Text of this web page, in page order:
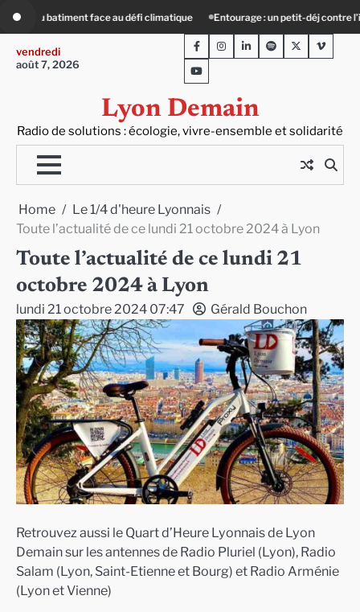
content
: un petit-déj contre l’isolement Le Crépin de Lyon (Maison
vendredi
août 7, 2026
Lyon Demain
Radio de solutions : écologie, vivre-ensemble et solidarité
FacebookInstagram
LinkedInSpotifyTwitterViméo
Youtube
Home
Le 1/4 d'heure Lyonnais
Toute l’actualité de ce lundi 21 octobre 2024 à Lyon
Toute l’actualité de ce lundi 21
octobre 2024 à Lyon
lundi 21 octobre 2024 07:47 Gérald Bouchon
Retrouvez aussi le Quart d’Heure Lyonnais de Lyon
Demain sur les antennes de Radio Pluriel (Lyon), Radio
Salam (Lyon, Saint-Etienne et Bourg) et Radio Arménie
(Lyon et Vienne)